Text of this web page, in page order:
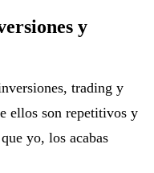
y
trading y
ellos son repetitivos y
yo, los acabas